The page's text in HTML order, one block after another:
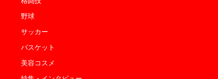
野球
サッカー
バスケット
美容コスメ